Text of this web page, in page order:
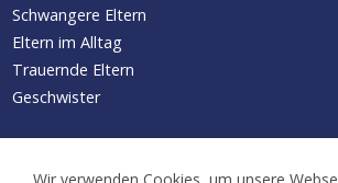
Schwangere Eltern
Eltern im Alltag
Trauernde Eltern
Geschwister